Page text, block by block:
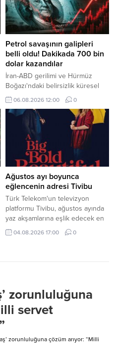
Petrol savaşının galipleri
belli oldu! Dakikada 700 bin
dolar kazandılar
İran-ABD gerilimi ve Hürmüz
Boğazı'ndaki belirsizlik küresel
enerji piyasalarını sarsarken,
dünyanın en büyük sekiz petrol
şirketi yılın ikinci çeyreğinde
toplam 93 milyar dolar kâr elde
06.08.2026 12:00 0
Ağustos ayı boyunca
eğlencenin adresi Tivibu
Türk Telekom'un televizyon
platformu Tivibu, ağustos ayında
yaz akşamlarına eşlik edecek en
yeni yapımları ve sevilen klasikleri
izleyicilerle buluşturmaya devam
seçkisiyle yaz tatili coşkusunu
artırıyor.
04.08.2026 17:00 0
zorunluluğuna
servet
zorunluluğuna çözüm arıyor: “Milli